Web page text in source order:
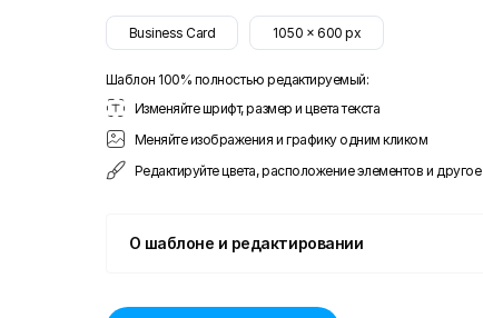
Business Card 1050 x600 px
Шаблон 100% полностью редактируемый:
Изменяйте шрифт, размер и цвета текста
Меняйте изображения и графику одним кликом
Редактируйте цвета, расположение элементов и другое
О шаблоне и редактировании